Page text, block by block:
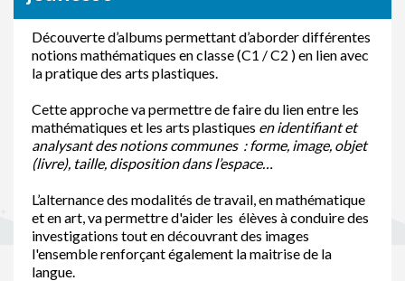
Découverte d’albums permettant d’aborder différentes
notions mathématiques en classe (C1 / C2 ) en lien avec
la pratique des arts plastiques.
Cette approche va permettre de faire du lien entre les
mathématiques et les arts plastiques en identifiant et
analysant desnotions communes : forme, image, objet
(livre), taille, disposition dans l’espace…
L’alternance des modalités de travail, en mathématique
et en art, va permettre d'aider les élèves à conduire des
investigations tout en découvrant des images
l'ensemble renforçant également la maitrise de la
langue.